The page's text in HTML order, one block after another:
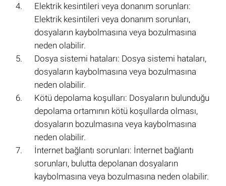
Elektrik kesintileri veya donanım sorunları:
Elektrik kesintileri veya donanım sorunları,
dosyaların kaybolmasına veya bozulmasına
neden olabilir.
Dosya sistemi hataları: Dosya sistemi hataları,
dosyaların kaybolmasına veya bozulmasına
neden olabilir.
Kötü depolama koşulları: Dosyaların bulunduğu
depolama ortamının kötü koşullarda olması,
dosyaların bozulmasına veya kaybolmasına
neden olabilir.
İnternet bağlantı sorunları: İnternet bağlantı
sorunları, bulutta depolanan dosyaların
kaybolmasına veya bozulmasına neden olabilir.